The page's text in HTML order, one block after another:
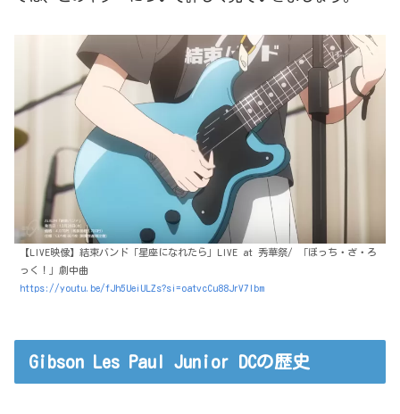
【LIVE映像】結束バンド「星座になれたら」LIVE at 秀華祭/ 「ぼっち・ざ・ろ
っく！」劇中曲
https://youtu.be/fJh5UeiULZs?si=oatvcCu88JrV7Ibm
Gibson Les Paul Junior DCの歴史